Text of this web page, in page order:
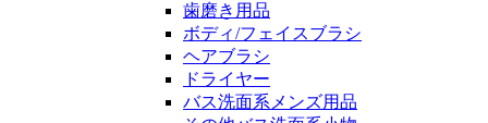
歯磨き用品
ボディ/フェイスブラシ
ヘアブラシ
ドライヤー
バス洗面系メンズ用品